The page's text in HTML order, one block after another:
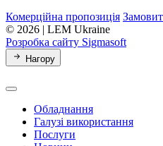
Комерційна пропозиція
© 2026 | LEM Ukraine
Розробка сайту Sigmasoft
Нагору
Обладнання
Галузі використання
Послуги